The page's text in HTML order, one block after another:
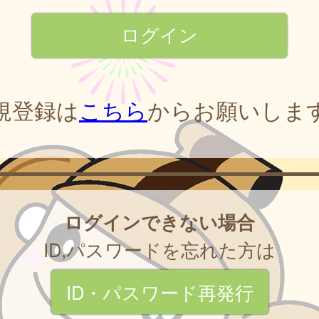
登録はこちらからお願いしま
ログインできない場合
ID,パスワードを忘れた方は
ID・パスワード再発行